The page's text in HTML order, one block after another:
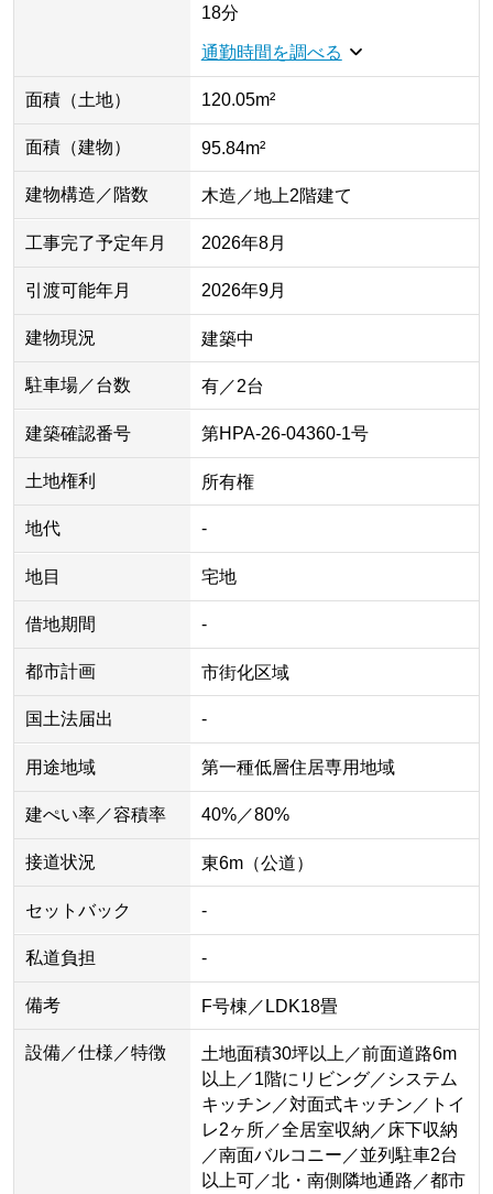
18分
通勤時間を調べる
面積（土地） 120.05m²
面積（建物） 95.84m²
建物構造／階数 木造／地上2階建て
工事完了予定年月 2026年8月
引渡可能年月 2026年9月
建物現況 建築中
駐車場／台数 有／2台
建築確認番号 第HPA-26-04360-1号
土地権利 所有権
地代 -
地目 宅地
借地期間 -
都市計画 市街化区域
国土法届出 -
用途地域 第一種低層住居専用地域
建ぺい率／容積率 40%／80%
接道状況 東6m（公道）
セットバック -
私道負担 -
備考 F号棟／LDK18畳
設備／仕様／特徴
土地面積30坪以上／前面道路6m
以上／1階にリビング／システム
キッチン／対面式キッチン／トイ
レ2ヶ所／全居室収納／床下収納
／南面バルコニー／並列駐車2台
以上可／北・南側隣地通路／都市